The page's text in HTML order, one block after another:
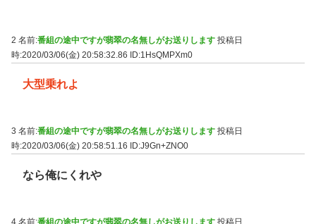
2 名前:番組の途中ですが翡翠の名無しがお送りします 投稿日
時:2020/03/06(金) 20:58:32.86
ID:1HsQMPXm0
大型乗れよ
3 名前:番組の途中ですが翡翠の名無しがお送りします 投稿日
時:2020/03/06(金) 20:58:51.16
ID:J9Gn+ZNO0
なら俺にくれや
4 名前:番組の途中ですが翡翠の名無しがお送りします 投稿日